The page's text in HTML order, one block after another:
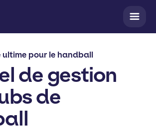
pour le handball
de gestion
de